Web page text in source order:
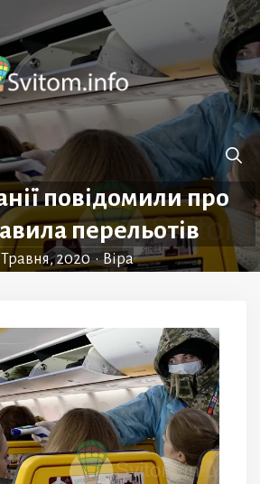
повідомили про
перельотів
2020 • Віра